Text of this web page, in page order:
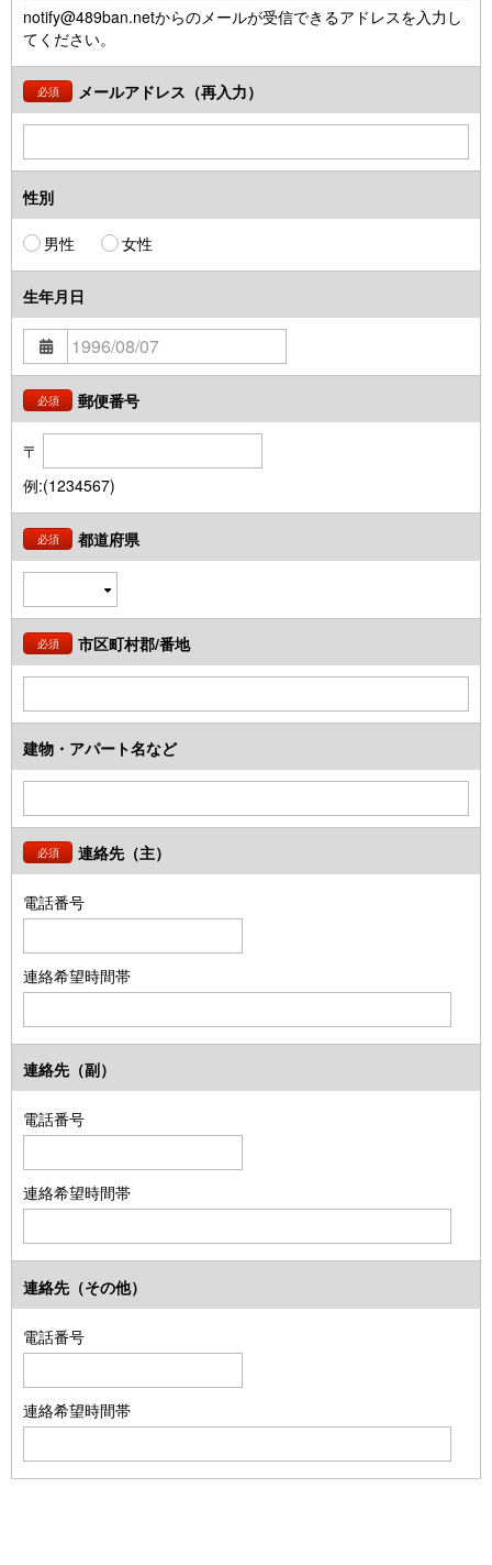
notify@489ban.netからのメールが受信できるアドレスを入力し
てください。
必須 メールアドレス（再入力）
性別
男性 女性
生年月日
必須 郵便番号
〒
例:(1234567)
必須 都道府県
必須 市区町村郡/番地
建物・アパート名など
必須 連絡先（主）
電話番号
連絡希望時間帯
連絡先（副）
電話番号
連絡希望時間帯
連絡先（その他）
電話番号
連絡希望時間帯